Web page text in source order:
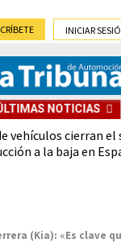
INICIAR
NOTICIAS
vehículos cierran el
a la baja en
(Kia): «Es clave